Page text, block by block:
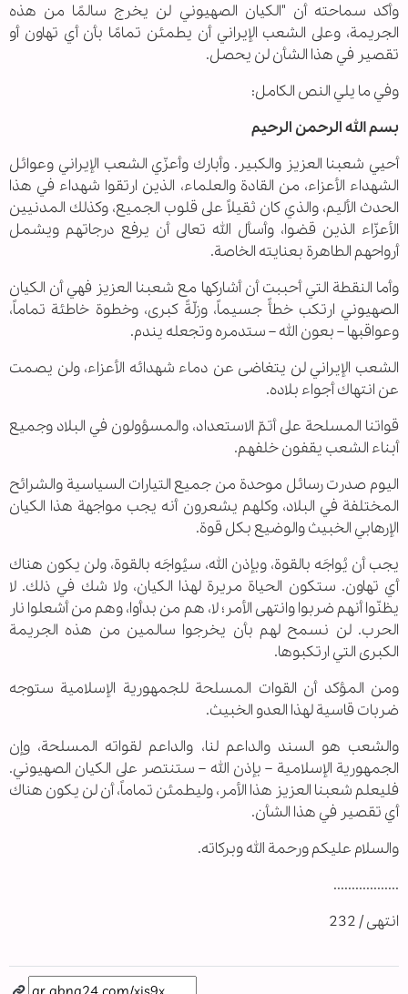
وأكد سماحته أن "الكيان الصهيوني لن يخرج سالمًا من هذه
الجريمة، وعلى الشعب الإيراني أن يطمئن تمامًا بأن أي تهاون أو
تقصير في هذا الشأن لن يحصل.
وفي ما يلي النص الكامل:
بسم الله الرحمن الرحيم
أحيي شعبنا العزيز والكبير. وأبارك وأعزّي الشعب الإيراني وعوائل
الشهداء الأعزاء، من القادة والعلماء، الذين ارتقوا شهداء في هذا
الحدث الأليم، والذي كان ثقيلاً على قلوب الجميع، وكذلك المدنيين
الأعزّاء الذين قضوا، وأسأل الله تعالى أن يرفع درجاتهم ويشمل
أرواحهم الطاهرة بعنايته الخاصة.
وأما النقطة التي أحببت أن أشاركها مع شعبنا العزيز فهي أن الكيان
الصهيوني ارتكب خطأً جسيماً، وزلّةً كبرى، وخطوة خاطئة تماماً،
وعواقبها – بعون الله – ستدمره وتجعله يندم.
الشعب الإيراني لن يتغاضى عن دماء شهدائه الأعزاء، ولن يصمت
عن انتهاك أجواء بلاده.
قواتنا المسلحة على أتمّ الاستعداد، والمسؤولون في البلاد وجميع
أبناء الشعب يقفون خلفهم.
اليوم صدرت رسائل موحدة من جميع التيارات السياسية والشرائح
المختلفة في البلاد، وكلهم يشعرون أنه يجب مواجهة هذا الكيان
الإرهابي الخبيث والوضيع بكل قوة.
يجب أن يُواجَه بالقوة، وبإذن الله، سيُواجَه بالقوة، ولن يكون هناك
أي تهاون. ستكون الحياة مريرة لهذا الكيان، ولا شك في ذلك. لا
يظنّوا أنهم ضربوا وانتهى الأمر؛ لا، هم من بدأوا، وهم من أشعلوا نار
الحرب. لن نسمح لهم بأن يخرجوا سالمين من هذه الجريمة
الكبرى التي ارتكبوها.
ومن المؤكد أن القوات المسلحة للجمهورية الإسلامية ستوجه
ضربات قاسية لهذا العدو الخبيث.
والشعب هو السند والداعم لنا، والداعم لقواته المسلحة، وإن
الجمهورية الإسلامية – بإذن الله – ستنتصر على الكيان الصهيوني.
فليعلم شعبنا العزيز هذا الأمر، وليطمئن تماماً، أن لن يكون هناك
أي تقصير في هذا الشأن.
والسلام عليكم ورحمة الله وبركاته.
..................
انتهى / 232